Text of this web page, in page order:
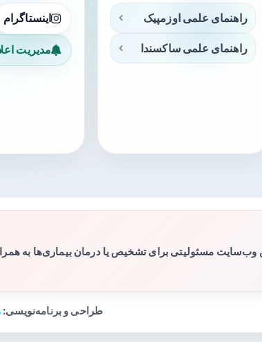
راهنمای علمی اوزمپیک
راهنمای علمی ساکسندا
اینستاگرام
مدیریت
مسئولیتی برای تشخیص یا درمان بیماری‌ها به
طراحی و برنامه‌نویسی: